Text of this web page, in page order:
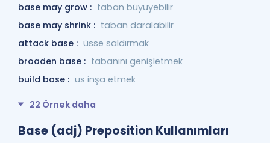
base may grow : taban büyüyebilir
base may shrink : taban daralabilir
attack base : üsse saldırmak
broaden base : tabanını genişletmek
build base : üs inşa etmek
22 Örnek daha
Base (adj) Preposition Kullanımları